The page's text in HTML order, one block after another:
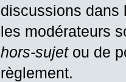
discussions dans
les modérateurs
hors-sujetou de
règlement.